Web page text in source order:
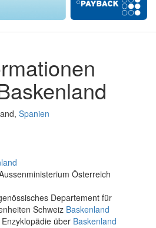
Spanien
Österreich
Departement für
Schweiz Baskenland
über Baskenland